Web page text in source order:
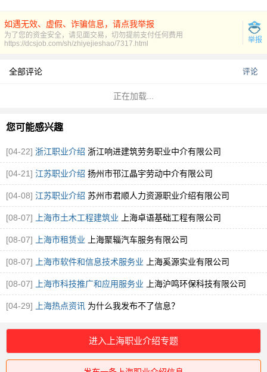
如遇无效、虚假、诈骗信息，请点我举报
为了您的资金安全，请见面交易，切勿提前支付任何费用
举报
https://dcsjob.com/sh/zhiyejieshao/7317.html
全部评论 评论
正在加载...
您可能感兴趣
[04-22] 浙江职业介绍 浙江响进建筑劳务职业中介有限公司
[04-21] 江苏职业介绍 扬州市邗江晶宇劳动中介有限公司
[04-08] 江苏职业介绍 苏州市君顺人力资源职业介绍有限公司
[08-07] 上海市土木工程建筑业 上海卓语基础工程有限公司
[08-07] 上海市租赁业 上海聚辎汽车服务有限公司
[08-07] 上海市软件和信息技术服务业 上海奚源实业有限公司
[08-07] 上海市科技推广和应用服务业 上海沪鸣环保科技有限公司
[04-29] 上海热点资讯 为什么我发布不了信息？
进入上海职业介绍专题